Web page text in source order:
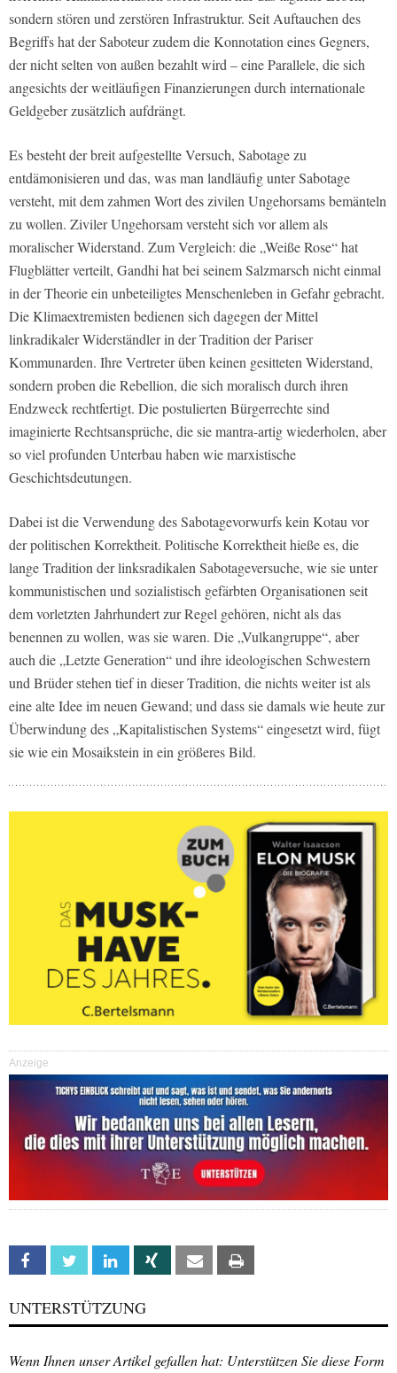
sondern stören und zerstören Infrastruktur. Seit Auftauchen des
Begriffs hat der Saboteur zudem die Konnotation eines Gegners,
der nicht selten von außen bezahlt wird – eine Parallele, die sich
angesichts der weitläufigen Finanzierungen durch internationale
Geldgeber zusätzlich aufdrängt.
Es besteht der breit aufgestellte Versuch, Sabotage zu
entdämonisieren und das, was man landläufig unter Sabotage
versteht, mit dem zahmen Wort des zivilen Ungehorsams bemänteln
zu wollen. Ziviler Ungehorsam versteht sich vor allem als
moralischer Widerstand. Zum Vergleich: die „Weiße Rose“ hat
Flugblätter verteilt, Gandhi hat bei seinem Salzmarsch nicht einmal
in der Theorie ein unbeteiligtes Menschenleben in Gefahr gebracht.
Die Klimaextremisten bedienen sich dagegen der Mittel
linkradikaler Widerständler in der Tradition der Pariser
Kommunarden. Ihre Vertreter üben keinen gesitteten Widerstand,
sondern proben die Rebellion, die sich moralisch durch ihren
Endzweck rechtfertigt. Die postulierten Bürgerrechte sind
imaginierte Rechtsansprüche, die sie mantra-artig wiederholen, aber
so viel profunden Unterbau haben wie marxistische
Geschichtsdeutungen.
Dabei ist die Verwendung des Sabotagevorwurfs kein Kotau vor
der politischen Korrektheit. Politische Korrektheit hieße es, die
lange Tradition der linksradikalen Sabotageversuche, wie sie unter
kommunistischen und sozialistisch gefärbten Organisationen seit
dem vorletzten Jahrhundert zur Regel gehören, nicht als das
benennen zu wollen, was sie waren. Die „Vulkangruppe“, aber
auch die „Letzte Generation“ und ihre ideologischen Schwestern
und Brüder stehen tief in dieser Tradition, die nichts weiter ist als
eine alte Idee im neuen Gewand; und dass sie damals wie heute zur
Überwindung des „Kapitalistischen Systems“ eingesetzt wird, fügt
sie wie ein Mosaikstein in ein größeres Bild.
Anzeige
Facebook Twitter Linkedin Xing Email
UNTERSTÜTZUNG
Wenn Ihnen unser Artikel gefallen hat: Unterstützen Sie diese Form